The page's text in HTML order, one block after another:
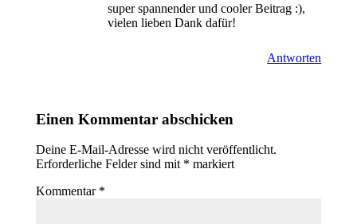
super spannender und cooler Beitrag :),
vielen lieben Dank dafür!
Antworten
Einen Kommentar abschicken
Deine E-Mail-Adresse wird nicht veröffentlicht.
Erforderliche Felder sind mit * markiert
Kommentar *